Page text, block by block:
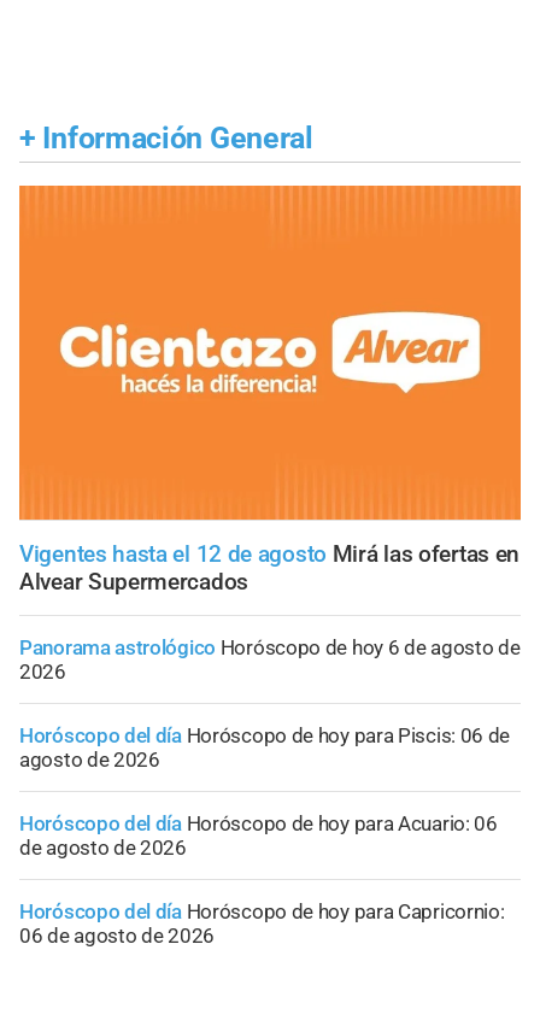
+ Información General
Vigentes hasta el 12 de agosto Mirá las ofertas en
Alvear Supermercados
Panorama astrológico Horóscopo de hoy 6 de agosto de
2026
Horóscopo del día Horóscopo de hoy para Piscis: 06 de
agosto de 2026
Horóscopo del día Horóscopo de hoy para Acuario: 06
de agosto de 2026
Horóscopo del día Horóscopo de hoy para Capricornio:
06 de agosto de 2026